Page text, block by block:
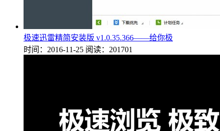
极速迅雷精简安装版 v1.0.35.366——给你极
时间：2016-11-25 阅读：201701